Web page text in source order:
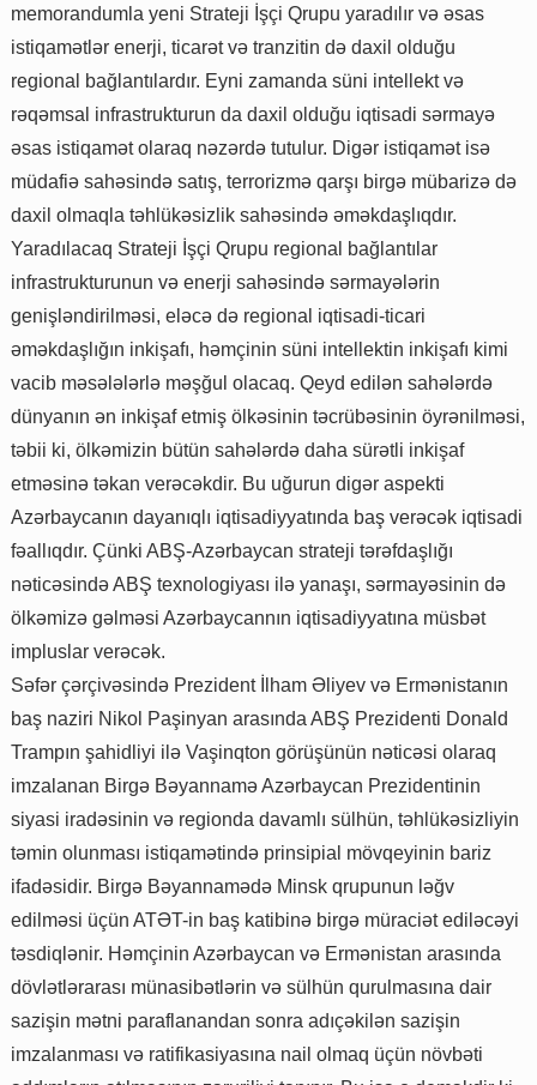
memorandumla yeni Strateji İşçi Qrupu yaradılır və əsas
istiqamətlər enerji, ticarət və tranzitin də daxil olduğu
regional bağlantılardır. Eyni zamanda süni intellekt və
rəqəmsal infrastrukturun da daxil olduğu iqtisadi sərmayə
əsas istiqamət olaraq nəzərdə tutulur. Digər istiqamət isə
müdafiə sahəsində satış, terrorizmə qarşı birgə mübarizə də
daxil olmaqla təhlükəsizlik sahəsində əməkdaşlıqdır.
Yaradılacaq Strateji İşçi Qrupu regional bağlantılar
infrastrukturunun və enerji sahəsində sərmayələrin
genişləndirilməsi, eləcə də regional iqtisadi-ticari
əməkdaşlığın inkişafı, həmçinin süni intellektin inkişafı kimi
vacib məsələlərlə məşğul olacaq. Qeyd edilən sahələrdə
dünyanın ən inkişaf etmiş ölkəsinin təcrübəsinin öyrənilməsi,
təbii ki, ölkəmizin bütün sahələrdə daha sürətli inkişaf
etməsinə təkan verəcəkdir. Bu uğurun digər aspekti
Azərbaycanın dayanıqlı iqtisadiyyatında baş verəcək iqtisadi
fəallıqdır. Çünki ABŞ-Azərbaycan strateji tərəfdaşlığı
nəticəsində ABŞ texnologiyası ilə yanaşı, sərmayəsinin də
ölkəmizə gəlməsi Azərbaycannın iqtisadiyyatına müsbət
impluslar verəcək.
Səfər çərçivəsində Prezident İlham Əliyev və Ermənistanın
baş naziri Nikol Paşinyan arasında ABŞ Prezidenti Donald
Trampın şahidliyi ilə Vaşinqton görüşünün nəticəsi olaraq
imzalanan Birgə Bəyannamə Azərbaycan Prezidentinin
siyasi iradəsinin və regionda davamlı sülhün, təhlükəsizliyin
təmin olunması istiqamətində prinsipial mövqeyinin bariz
ifadəsidir. Birgə Bəyannamədə Minsk qrupunun ləğv
edilməsi üçün ATƏT-in baş katibinə birgə müraciət ediləcəyi
təsdiqlənir. Həmçinin Azərbaycan və Ermənistan arasında
dövlətlərarası münasibətlərin və sülhün qurulmasına dair
sazişin mətni paraflanandan sonra adıçəkilən sazişin
imzalanması və ratifikasiyasına nail olmaq üçün növbəti